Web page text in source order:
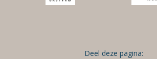
Deel deze pagina: